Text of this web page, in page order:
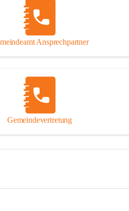
Ansprechpartner
Gemeindevertretung